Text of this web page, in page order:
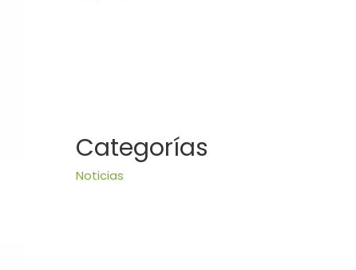
Categorías
Noticias